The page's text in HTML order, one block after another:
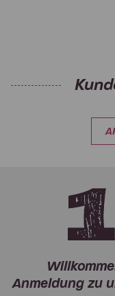
Anmeldung zu